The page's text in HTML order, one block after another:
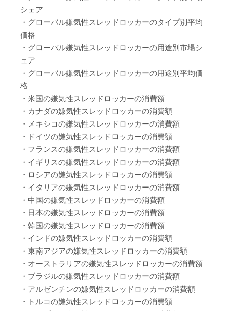
シェア
・グローバル嫌気性スレッドロッカーのタイプ別平均
価格
・グローバル嫌気性スレッドロッカーの用途別市場シ
ェア
・グローバル嫌気性スレッドロッカーの用途別平均価
格
・米国の嫌気性スレッドロッカーの消費額
・カナダの嫌気性スレッドロッカーの消費額
・メキシコの嫌気性スレッドロッカーの消費額
・ドイツの嫌気性スレッドロッカーの消費額
・フランスの嫌気性スレッドロッカーの消費額
・イギリスの嫌気性スレッドロッカーの消費額
・ロシアの嫌気性スレッドロッカーの消費額
・イタリアの嫌気性スレッドロッカーの消費額
・中国の嫌気性スレッドロッカーの消費額
・日本の嫌気性スレッドロッカーの消費額
・韓国の嫌気性スレッドロッカーの消費額
・インドの嫌気性スレッドロッカーの消費額
・東南アジアの嫌気性スレッドロッカーの消費額
・オーストラリアの嫌気性スレッドロッカーの消費額
・ブラジルの嫌気性スレッドロッカーの消費額
・アルゼンチンの嫌気性スレッドロッカーの消費額
・トルコの嫌気性スレッドロッカーの消費額